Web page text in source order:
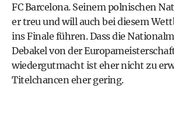
FC Barcelona. Seinem polnischen
er treu und will auch bei diesem
ins Finale führen. Dass die
Debakel von der
wiedergutmacht ist eher nicht zu
Titelchancen eher gering.